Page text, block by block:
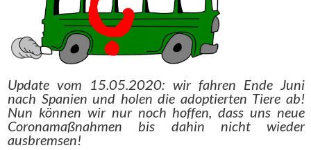
Update vom 15.05.2020: wir fahren Ende Juni
nach Spanien und holen die adoptierten Tiere ab!
Nun können wir nur noch hoffen, dass uns neue
Coronamaßnahmen bis dahin nicht wieder
ausbremsen!